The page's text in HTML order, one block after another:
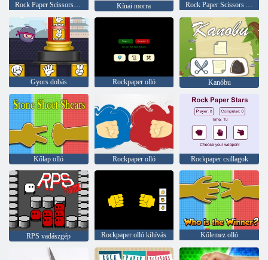
Rock Paper Scissors Master Kínai morra Rock Paper Scissors Adventure
Gyors dobás Rockpaper olló Kanóbu
Kőlap olló Rockpaper olló Rockpaper csillagok
RPS vadászgép Rockpaper olló kihívás Kőlemez olló